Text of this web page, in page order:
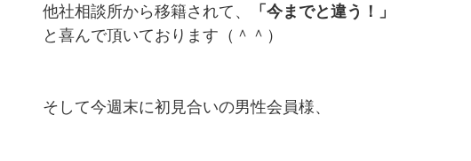
他社相談所から移籍されて、
「今までと違う！」
と喜んで頂いております（＾＾）
そして今週末に初見合いの男性会員様、